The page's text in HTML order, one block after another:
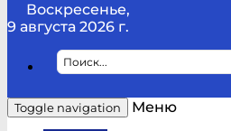
Воскресенье,
9 августа 2026 г.
Toggle navigation
Меню